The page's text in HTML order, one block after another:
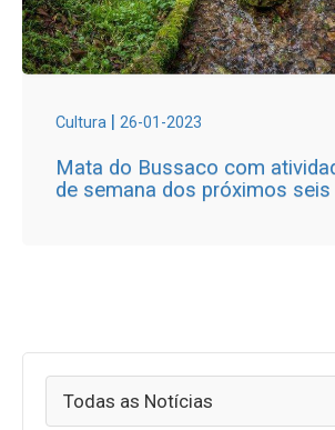
Cultura | 26-01-2023
Mata do Bussaco com
de semana dos próximos
Todas as Notícias